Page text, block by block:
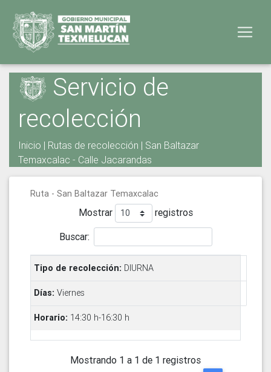
Servicio de
recolección
Inicio | Rutas de recolección | San Baltazar
Temaxcalac - Calle Jacarandas
Ruta - San Baltazar Temaxcalac
Mostrar
registros
Buscar:
DIURNA
Viernes
14:30 h-16:30 h
Mostrando 1 a 1 de 1 registros